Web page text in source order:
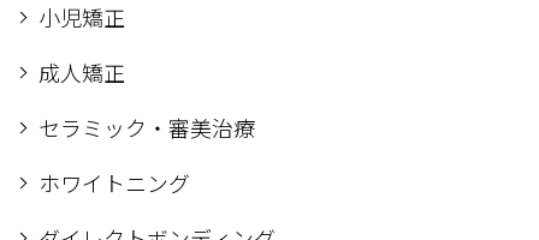
小児矯正
成人矯正
セラミック・審美治療
ホワイトニング